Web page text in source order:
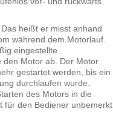
heißt er misst anhand
während dem Motorlauf.
eingestellte
den Motor ab. Der Motor
gestartet werden, bis ein
durchlaufen wurde.
des Motors in die
für den Bediener unbemerkt